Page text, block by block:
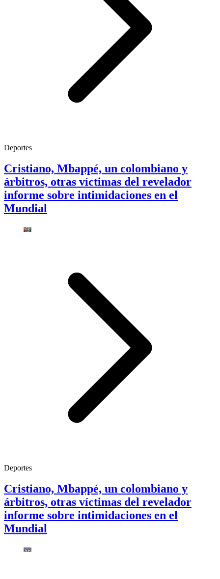
Deportes
Cristiano, Mbappé, un colombiano y
árbitros, otras víctimas del revelador
informe sobre intimidaciones en el
Mundial
Deportes
Cristiano, Mbappé, un colombiano y
árbitros, otras víctimas del revelador
informe sobre intimidaciones en el
Mundial